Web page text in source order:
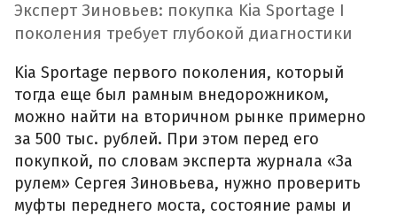
Эксперт Зиновьев: покупка Kia Sportage I
поколения требует глубокой диагностики
Kia Sportage первого поколения, который
тогда еще был рамным внедорожником,
можно найти на вторичном рынке примерно
за 500 тыс. рублей. При этом перед его
покупкой, по словам эксперта журнала «За
рулем» Сергея Зиновьева, нужно проверить
муфты переднего моста, состояние рамы и